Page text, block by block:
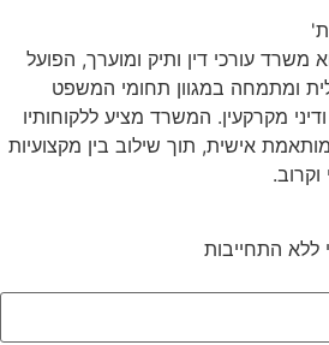
עורכי דין ותיק ומוערך, הפועל
ומתמחה במגוון תחומי המשפט
מקרקעין. המשרד מציע ללקוחותיו
אישית, תוך שילוב בין מקצועיות
ללא התחייבות